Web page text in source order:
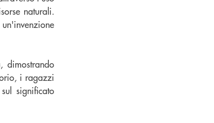
naturali.
dimostrando
i ragazzi
significato